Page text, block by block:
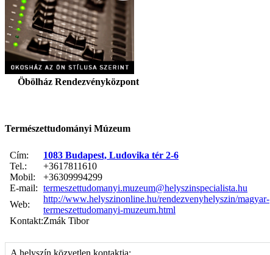
Öbölház Rendezvényközpont
Természettudományi Múzeum
Cím:
1083 Budapest, Ludovika tér 2-6
Tel.:
+3617811610
Mobil:
+36309994299
E-mail: termeszettudomanyi.muzeum@helyszinspecialista.hu
Web:
http://www.helyszinonline.hu/rendezvenyhelyszin/magyar-
termeszettudomanyi-muzeum.html
Kontakt:Zmák Tibor
A helyszín közvetlen kontaktja: